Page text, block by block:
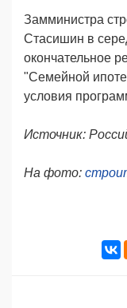
Замминистра
Стасишин в
окончательное
"Семейной
условия
Источник:
На фото: